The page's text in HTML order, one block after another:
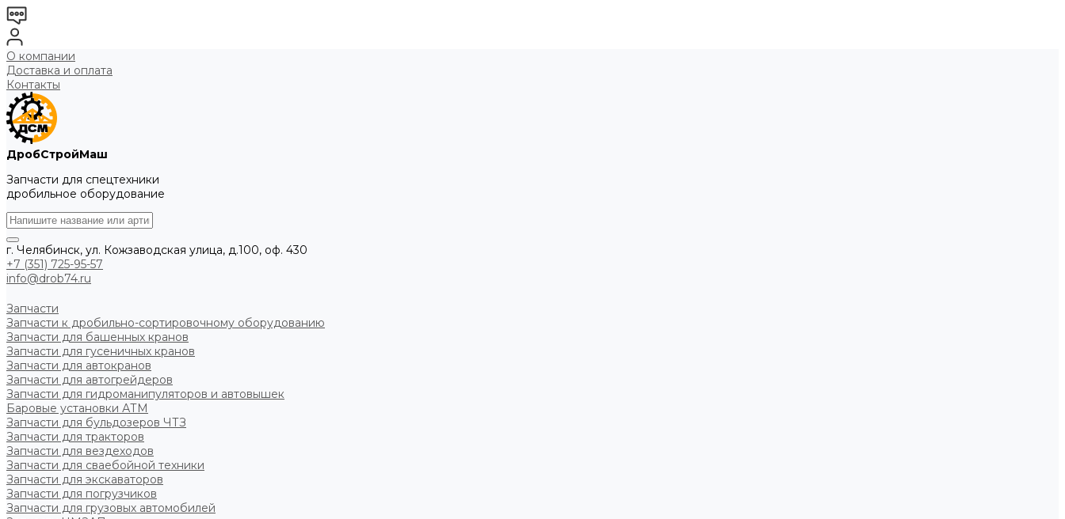
О компании
Доставка и оплата
Контакты
ДробСтройМаш
Запчасти для спецтехники
дробильное оборудование
г. Челябинск, ул. Кожзаводская улица, д.100, оф. 430
+7 (351) 725-95-57
info@drob74.ru
Запчасти
Запчасти к дробильно-сортировочному оборудованию
Запчасти для башенных кранов
Запчасти для гусеничных кранов
Запчасти для автокранов
Запчасти для автогрейдеров
Запчасти для гидроманипуляторов и автовышек
Баровые установки АТМ
Запчасти для бульдозеров ЧТЗ
Запчасти для тракторов
Запчасти для вездеходов
Запчасти для сваебойной техники
Запчасти для экскаваторов
Запчасти для погрузчиков
Запчасти для грузовых автомобилей